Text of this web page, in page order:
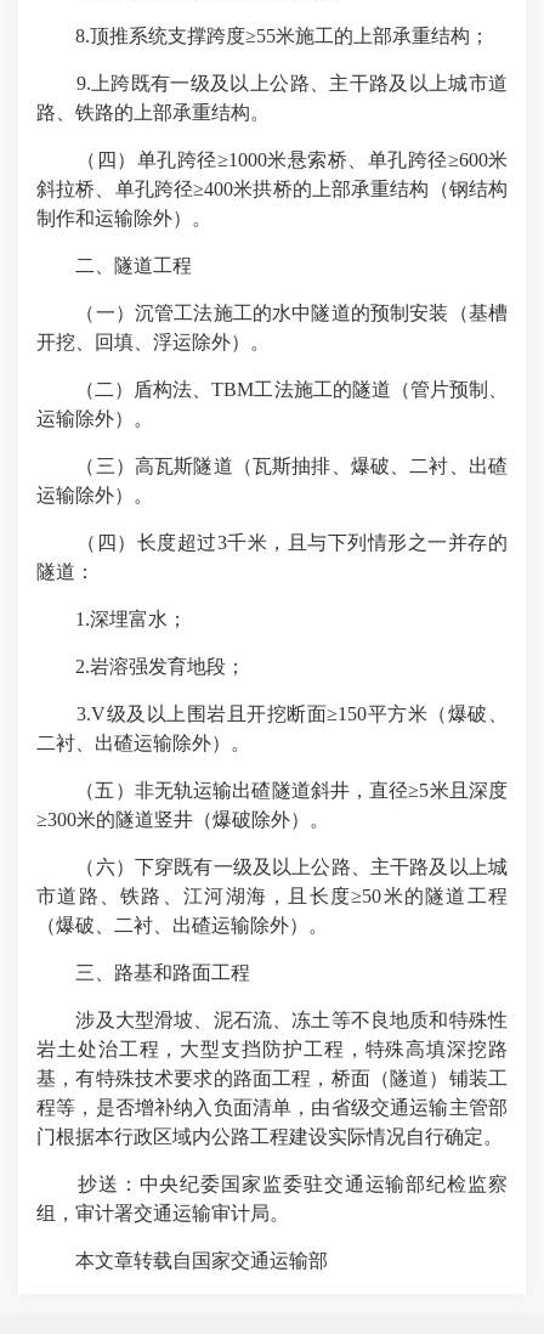
8.顶推系统支撑跨度≥55米施工的上部承重结构；
9.上跨既有一级及以上公路、主干路及以上城市道
路、铁路的上部承重结构。
（四）单孔跨径≥1000米悬索桥、单孔跨径≥600米
斜拉桥、单孔跨径≥400米拱桥的上部承重结构（钢结构
制作和运输除外）。
二、隧道工程
（一）沉管工法施工的水中隧道的预制安装（基槽
开挖、回填、浮运除外）。
（二）盾构法、TBM工法施工的隧道（管片预制、
运输除外）。
（三）高瓦斯隧道（瓦斯抽排、爆破、二衬、出碴
运输除外）。
（四）长度超过3千米，且与下列情形之一并存的
隧道：
1.深埋富水；
2.岩溶强发育地段；
3.V级及以上围岩且开挖断面≥150平方米（爆破、
二衬、出碴运输除外）。
（五）非无轨运输出碴隧道斜井，直径≥5米且深度
≥300米的隧道竖井（爆破除外）。
（六）下穿既有一级及以上公路、主干路及以上城
市道路、铁路、江河湖海，且长度≥50米的隧道工程
（爆破、二衬、出碴运输除外）。
三、路基和路面工程
涉及大型滑坡、泥石流、冻土等不良地质和特殊性
岩土处治工程，大型支挡防护工程，特殊高填深挖路
基，有特殊技术要求的路面工程，桥面（隧道）铺装工
程等，是否增补纳入负面清单，由省级交通运输主管部
门根据本行政区域内公路工程建设实际情况自行确定。
抄送：中央纪委国家监委驻交通运输部纪检监察
组，审计署交通运输审计局。
本文章转载自国家交通运输部